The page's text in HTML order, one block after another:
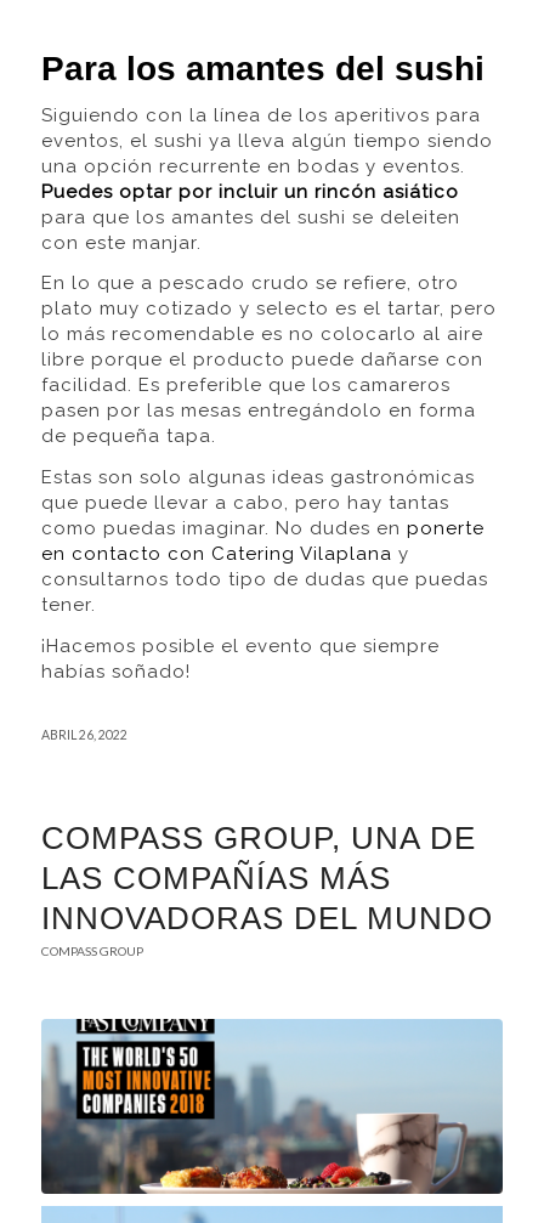
Para los amantes del sushi
Siguiendo con la línea de los aperitivos para
eventos, el sushi ya lleva algún tiempo siendo
una opción recurrente en bodas y eventos.
Puedes optar por incluir un rincón asiático
para que los amantes del sushi se deleiten
con este manjar.
En lo que a pescado crudo se refiere, otro
plato muy cotizado y selecto es el tartar, pero
lo más recomendable es no colocarlo al aire
libre porque el producto puede dañarse con
facilidad. Es preferible que los camareros
pasen por las mesas entregándolo en forma
de pequeña tapa.
Estas son solo algunas ideas gastronómicas
que puede llevar a cabo, pero hay tantas
como puedas imaginar. No dudes en ponerte
en contacto con Catering Vilaplana y
consultarnos todo tipo de dudas que puedas
tener.
¡Hacemos posible el evento que siempre
habías soñado!
ABRIL 26, 2022
COMPASS GROUP, UNA DE
LAS COMPAÑÍAS MÁS
INNOVADORAS DEL MUNDO
COMPASS GROUP